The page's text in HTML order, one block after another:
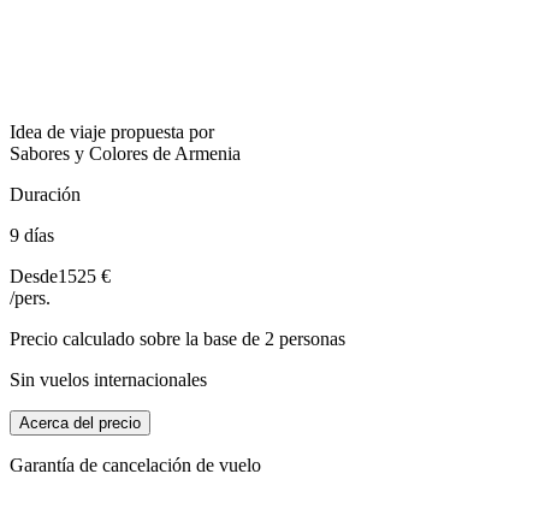
Idea de viaje propuesta por
Sabores y Colores de Armenia
Duración
9 días
Desde1525 €
/pers.
Precio calculado sobre la base de 2 personas
Sin vuelos internacionales
Acerca del precio
Garantía de cancelación de vuelo